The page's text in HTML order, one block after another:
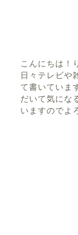
こんにちは！
日々テレビや
て書いていま
だいて気にな
いますのでよ